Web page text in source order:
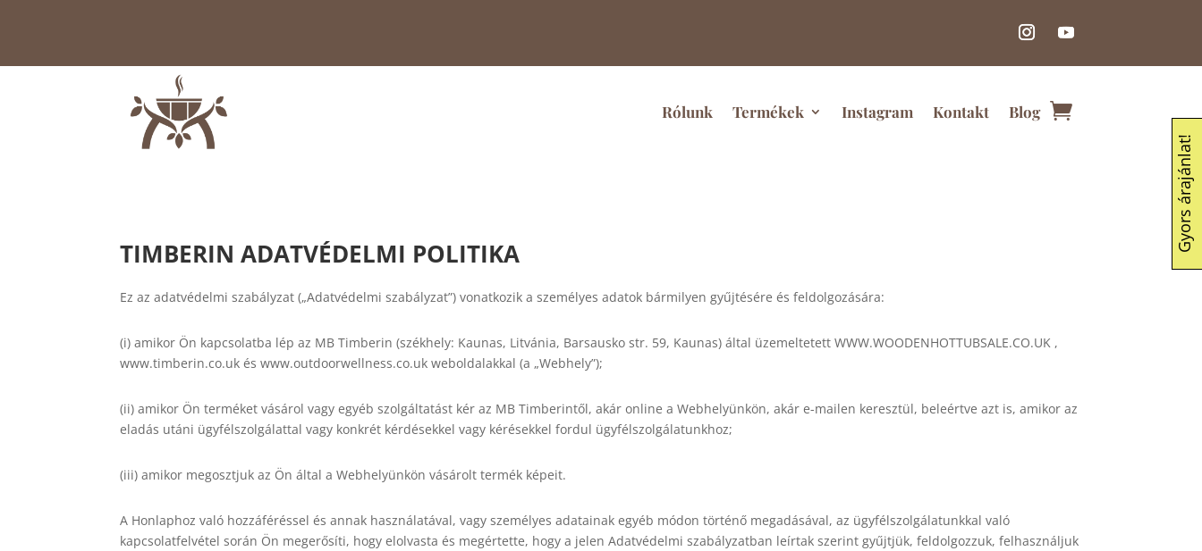
Rólunk Termékek Instagram Kontakt Blog
TIMBERIN ADATVÉDELMI POLITIKA
Ez az adatvédelmi szabályzat („Adatvédelmi szabályzat”) vonatkozik a személyes adatok bármilyen gyűjtésére és feldolgozására:
(i) amikor Ön kapcsolatba lép az MB Timberin (székhely: Kaunas, Litvánia, Barsausko str. 59, Kaunas) által üzemeltetett WWW.WOODENHOTTUBSALE.CO.UK ,
www.timberin.co.uk és www.outdoorwellness.co.uk weboldalakkal (a „Webhely”);
(ii) amikor Ön terméket vásárol vagy egyéb szolgáltatást kér az MB Timberintől, akár online a Webhelyünkön, akár e-mailen keresztül, beleértve azt is, amikor az
eladás utáni ügyfélszolgálattal vagy konkrét kérdésekkel vagy kérésekkel fordul ügyfélszolgálatunkhoz;
(iii) amikor megosztjuk az Ön által a Webhelyünkön vásárolt termék képeit.
A Honlaphoz való hozzáféréssel és annak használatával, vagy személyes adatainak egyéb módon történő megadásával, az ügyfélszolgálatunkkal való
kapcsolatfelvétel során Ön megerősíti, hogy elolvasta és megértette, hogy a jelen Adatvédelmi szabályzatban leírtak szerint gyűjtjük, feldolgozzuk, felhasználjuk
Gyors árajánlat!